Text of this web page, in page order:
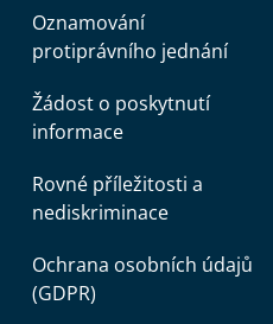
Oznamování
protiprávního jednání
Žádost o poskytnutí
informace
Rovné příležitosti a
nediskriminace
Ochrana osobních údajů
(GDPR)